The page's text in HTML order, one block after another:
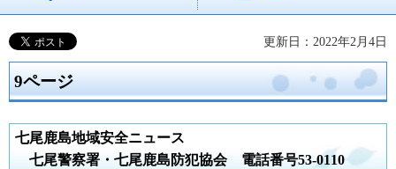
更新日：2022年2月4日
9ページ
七尾鹿島地域安全ニュース
七尾警察署・七尾鹿島防犯協会 電話番号53-0110